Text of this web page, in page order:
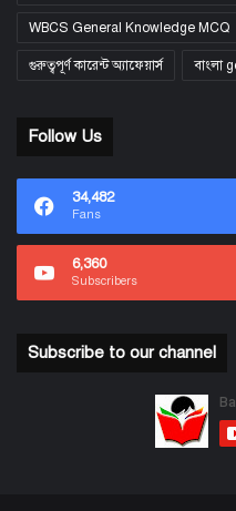
WBCS General Knowledge MCQ
গুরুত্বপূর্ণ কারেন্ট অ্যাফেয়ার্স বাংলা
Follow Us
34,482
Fans
6,360
Subscribers
Subscribe to our channel